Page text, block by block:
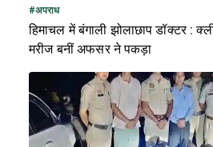
#अपराध
हिमाचल में बंगाली झोलाछाप डॉक्टर :
मरीज बनीं अफसर ने पकड़ा